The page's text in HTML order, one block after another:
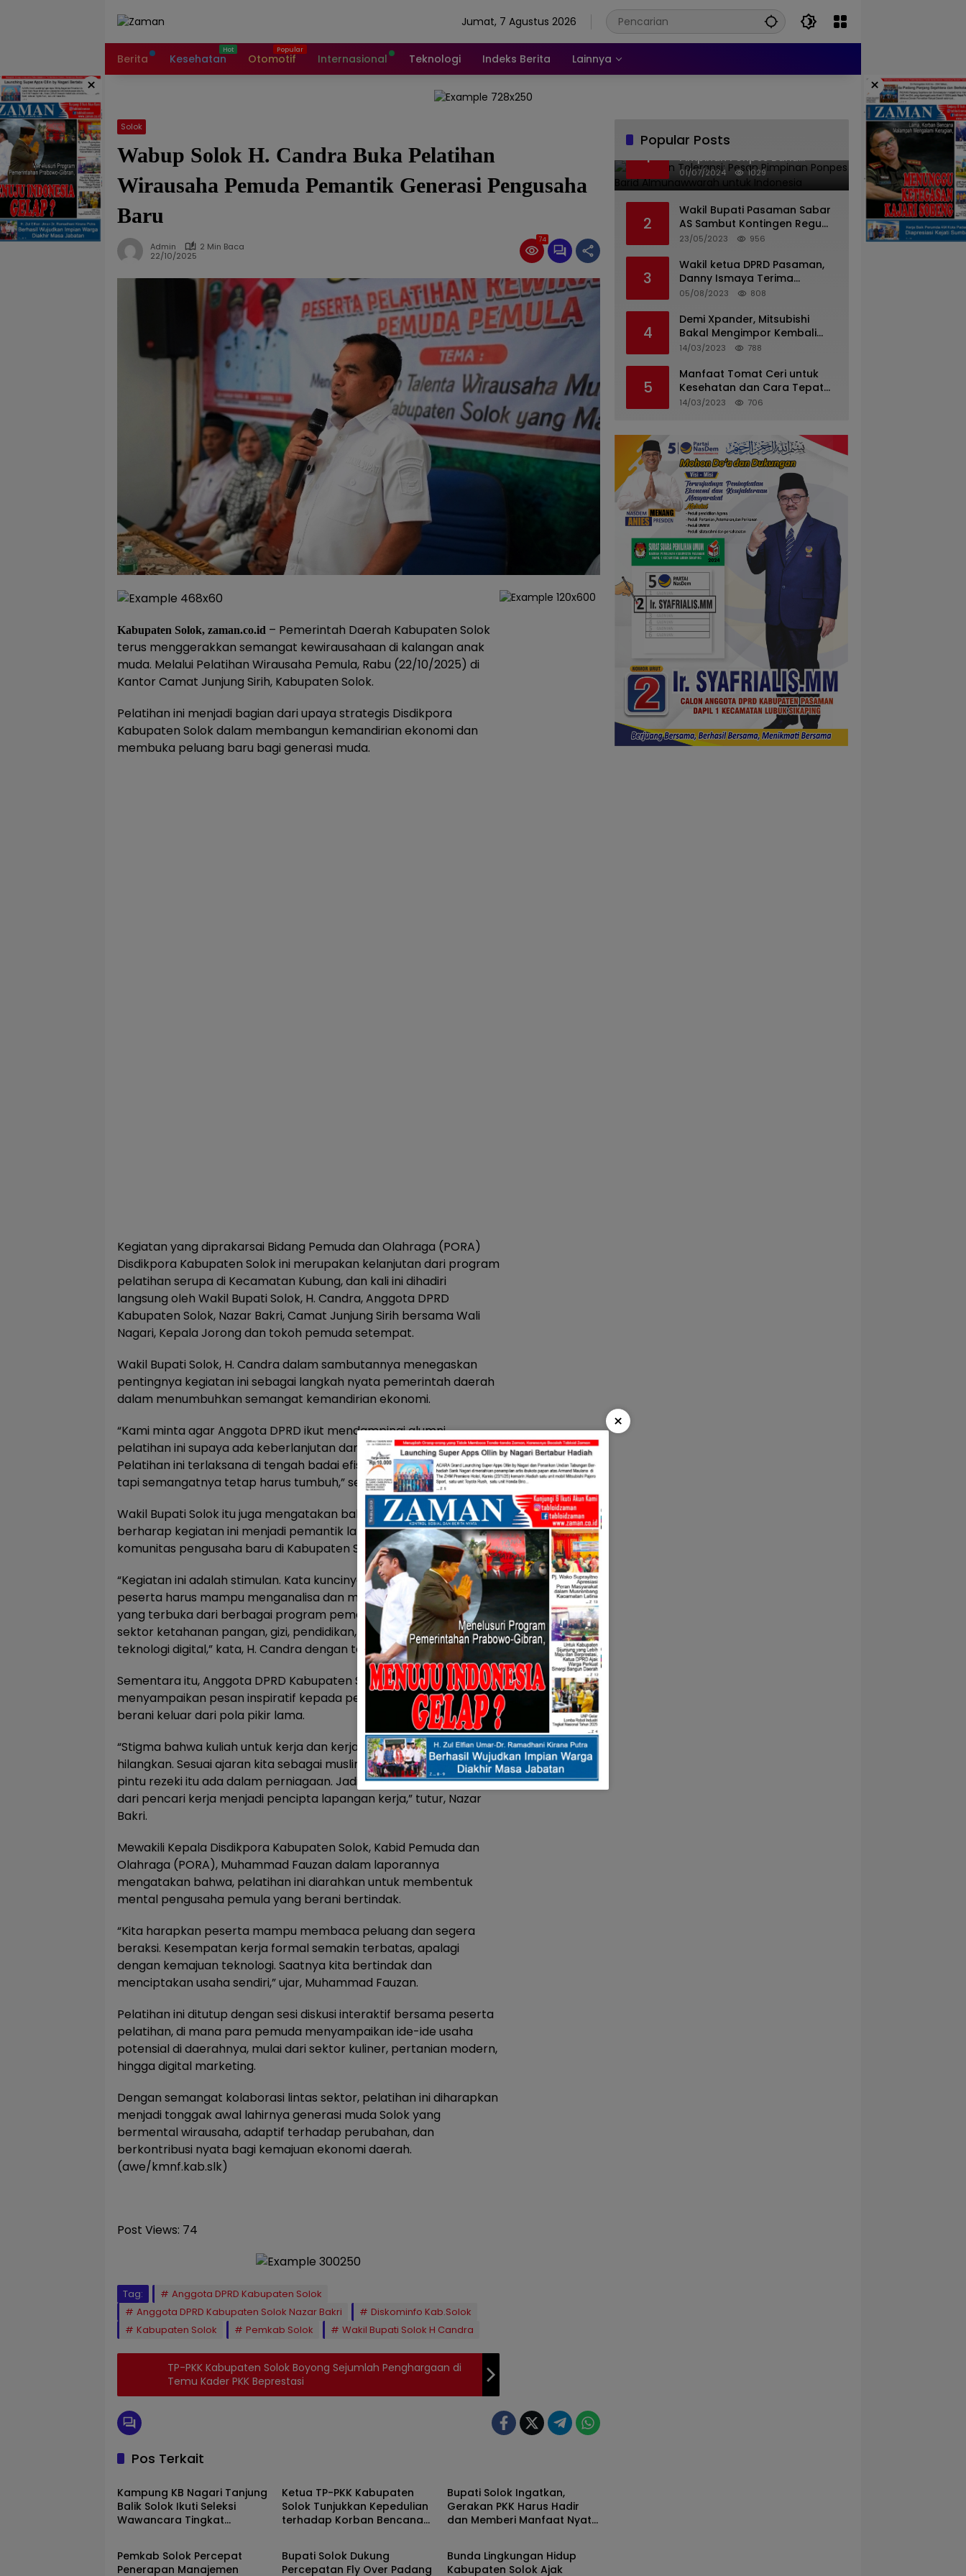
Jumat, 7 Agustus 2026
Berita Kesehatan Otomotif Internasional Teknologi Indeks Berita Lainnya
× ×
Solok
Wabup Solok H. Candra Buka Pelatihan
Wirausaha Pemuda Pemantik Generasi Pengusaha
Baru
Admin
2 Min Baca
22/10/2025
74
Kabupaten Solok, zaman.co.id – Pemerintah Daerah Kabupaten Solok
terus menggerakkan semangat kewirausahaan di kalangan anak
muda. Melalui Pelatihan Wirausaha Pemula, Rabu (22/10/2025) di
Kantor Camat Junjung Sirih, Kabupaten Solok.
Pelatihan ini menjadi bagian dari upaya strategis Disdikpora
Kabupaten Solok dalam membangun kemandirian ekonomi dan
membuka peluang baru bagi generasi muda.
Kegiatan yang diprakarsai Bidang Pemuda dan Olahraga (PORA)
Disdikpora Kabupaten Solok ini merupakan kelanjutan dari program
pelatihan serupa di Kecamatan Kubung, dan kali ini dihadiri
langsung oleh Wakil Bupati Solok, H. Candra, Anggota DPRD
Kabupaten Solok, Nazar Bakri, Camat Junjung Sirih bersama Wali
Nagari, Kepala Jorong dan tokoh pemuda setempat.
Wakil Bupati Solok, H. Candra dalam sambutannya menegaskan
pentingnya kegiatan ini sebagai langkah nyata pemerintah daerah
dalam menumbuhkan semangat kemandirian ekonomi.
“Kami minta agar Anggota DPRD ikut mendampingi alumni
pelatihan ini supaya ada keberlanjutan dan tindak lanjut nyata.
Pelatihan ini terlaksana di tengah badai efisiensi keuangan daerah,
tapi semangatnya tetap harus tumbuh,” sebut, H. Candra.
Wakil Bupati Solok itu juga mengatakan bahwa, pemerintah daerah
berharap kegiatan ini menjadi pemantik lahirnya komunitas-
komunitas pengusaha baru di Kabupaten Solok.
“Kegiatan ini adalah stimulan. Kata kuncinya ‘Aksi Nyata’. Setelah ini,
peserta harus mampu menganalisa dan mengakses peluang usaha
yang terbuka dari berbagai program pemerintah, terutama di
sektor ketahanan pangan, gizi, pendidikan, koperasi, UMKM, dan
teknologi digital,” kata, H. Candra dengan tegas.
Sementara itu, Anggota DPRD Kabupaten Solok, Nazar Bakri
menyampaikan pesan inspiratif kepada peserta pelatihan agar
berani keluar dari pola pikir lama.
“Stigma bahwa kuliah untuk kerja dan kerja harus jadi PNS harus kita
hilangkan. Sesuai ajaran kita sebagai muslim, sembilan dari sepuluh
pintu rezeki itu ada dalam perniagaan. Jadi, mari ubah mindset kita
dari pencari kerja menjadi pencipta lapangan kerja,” tutur, Nazar
Bakri.
Mewakili Kepala Disdikpora Kabupaten Solok, Kabid Pemuda dan
Olahraga (PORA), Muhammad Fauzan dalam laporannya
mengatakan bahwa, pelatihan ini diarahkan untuk membentuk
mental pengusaha pemula yang berani bertindak.
“Kita harapkan peserta mampu membaca peluang dan segera
beraksi. Kesempatan kerja formal semakin terbatas, apalagi
dengan kemajuan teknologi. Saatnya kita bertindak dan
menciptakan usaha sendiri,” ujar, Muhammad Fauzan.
Pelatihan ini ditutup dengan sesi diskusi interaktif bersama peserta
pelatihan, di mana para pemuda menyampaikan ide-ide usaha
potensial di daerahnya, mulai dari sektor kuliner, pertanian modern,
hingga digital marketing.
Dengan semangat kolaborasi lintas sektor, pelatihan ini diharapkan
menjadi tonggak awal lahirnya generasi muda Solok yang
bermental wirausaha, adaptif terhadap perubahan, dan
berkontribusi nyata bagi kemajuan ekonomi daerah.
(awe/kmnf.kab.slk)
Post Views: 74
Tag:
Anggota DPRD Kabupaten Solok
Anggota DPRD Kabupaten Solok Nazar Bakri
Diskominfo Kab.Solok
Kabupaten Solok
Pemkab Solok Wakil Bupati Solok H Candra
TP-PKK Kabupaten Solok Boyong Sejumlah Penghargaan di
Temu Kader PKK Beprestasi
Pos Terkait
Solok
Kampung KB Nagari Tanjung
Balik Solok Ikuti Seleksi
Wawancara Tingkat
Ketua TP-PKK Kabupaten
Solok Tunjukkan Kepedulian
terhadap Korban Bencana
Bupati Solok Ingatkan,
Gerakan PKK Harus Hadir
dan Memberi Manfaat Nyata
Solok
Pemkab Solok Percepat
Penerapan Manajemen
Solok
Bupati Solok Dukung
Percepatan Fly Over Padang
Solok
Bunda Lingkungan Hidup
Kabupaten Solok Ajak
Popular Posts
1
Islam dan Toleransi: Pesan
Pimpinan Ponpes Barid
Almunawwarah untuk
Indonesia
01/07/2024 1029
2
Wakil Bupati Pasaman Sabar
AS Sambut Kontingen Regu
Pramuka Kwarcab Pasaman
23/05/2023 956
3
Wakil ketua DPRD Pasaman,
Danny Ismaya Terima
Kunjungan Mahasiswa KKN
05/08/2023 808
4
Demi Xpander, Mitsubishi
Bakal Mengimpor Kembali
Pajero Sport
14/03/2023 788
5
Manfaat Tomat Ceri untuk
Kesehatan dan Cara Tepat
Mengonsumsinya
14/03/2023 706
×